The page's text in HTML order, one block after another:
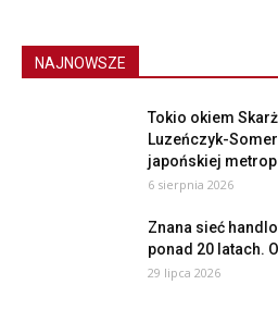
NAJNOWSZE
Tokio okiem
Luzeńczyk-
japońskiej
6 sierpnia 2026
Znana sieć
ponad 20 latach.
29 lipca 2026